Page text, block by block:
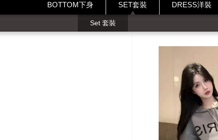
BOTTOM下身 SET套裝 DRESS洋裝
Set 套裝